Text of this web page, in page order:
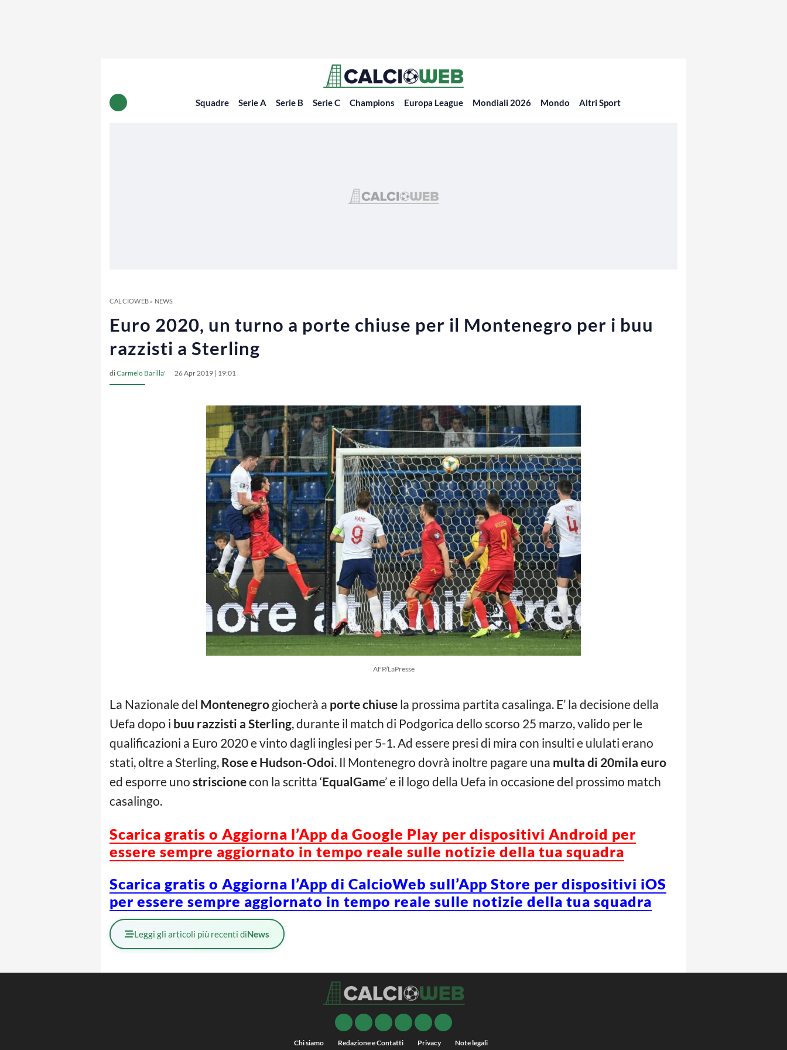
Squadre Serie A Serie B Serie C Champions Europa League Mondiali 2026 Mondo Altri Sport
CALCIOWEB» NEWS
Euro 2020, un turno a porte chiuse per il Montenegro per i buu
razzisti a Sterling
diCarmelo Barilla' 26 Apr 2019 | 19:01
AFP/LaPresse
La Nazionale del Montenegro giocherà a porte chiuse la prossima partita casalinga. E’ la decisione della
Uefa dopo i buu razzisti a Sterling, durante il match di Podgorica dello scorso 25 marzo, valido per le
qualificazioni a Euro 2020 e vinto dagli inglesi per 5-1. Ad essere presi di mira con insulti e ululati erano
stati, oltre a Sterling, Rose e Hudson-Odoi. Il Montenegro dovrà inoltre pagare una multa di 20mila euro
ed esporre uno striscionecon la scritta ‘EqualGame’ e il logo della Uefa in occasione del prossimo match
casalingo.
Scarica gratis o Aggiorna l’App da Google Play per dispositivi Android per
essere sempre aggiornato in tempo reale sulle notizie della tua squadra
Scarica gratis o Aggiorna l’App di CalcioWeb sull’App Store per dispositivi iOS
per essere sempre aggiornato in tempo reale sulle notizie della tua squadra
Leggi gli articoli più recenti diNews
Chi siamo Redazione e Contatti Privacy Note legali